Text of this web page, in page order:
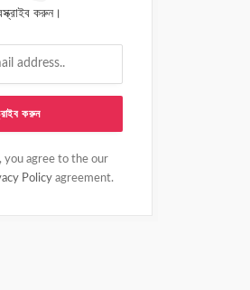
করুন।
you agree to the our
Policy agreement.